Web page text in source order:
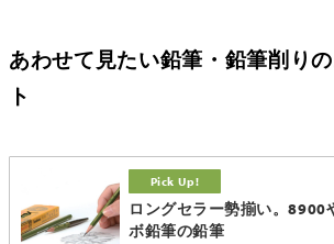
あわせて見たい鉛筆・鉛筆削り
ト
ロングセラー勢揃い。8900
ボ鉛筆の鉛筆